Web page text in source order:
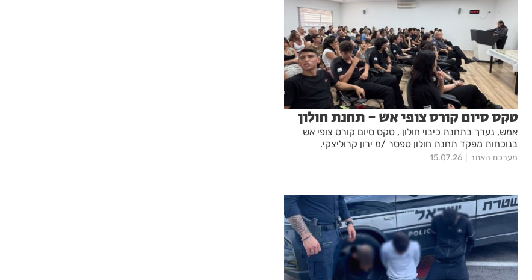
טקס סיום קורס צופי אש - תחנת חולון
אמש, נערך בתחנת כיבוי חולון , טקס סיום קורס צופי אש
בנוכחות מפקד תחנת חולון טפסר /מ ירון קרוליצקי.
מערכת האתר 15.07.26